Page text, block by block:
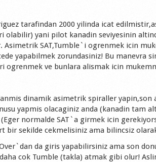
tarafindan 2000 yilinda icat
olabilir) yani pilot kanadin seviyesinin
Asimetrik SAT,Tumble`i ogrenmek icin
yapabilmek zorundasiniz! Bu manevra
ogrenmek ve bunlara alismak icin
dinamik asimetrik spiraller
yapmis olacaginiz anda (kanadin tam
normalde SAT`a girmek icin
bir sekilde cekmelisiniz ama bilincsiz
da giris yapabilirsiniz ama son
cok Tumble (takla) atmak gibi olur!